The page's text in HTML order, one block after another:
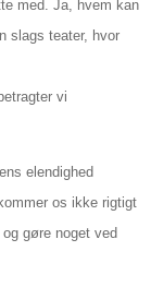
med. Ja, hvem kan
slags teater, hvor
vi
elendighed
os ikke rigtigt
gøre noget ved